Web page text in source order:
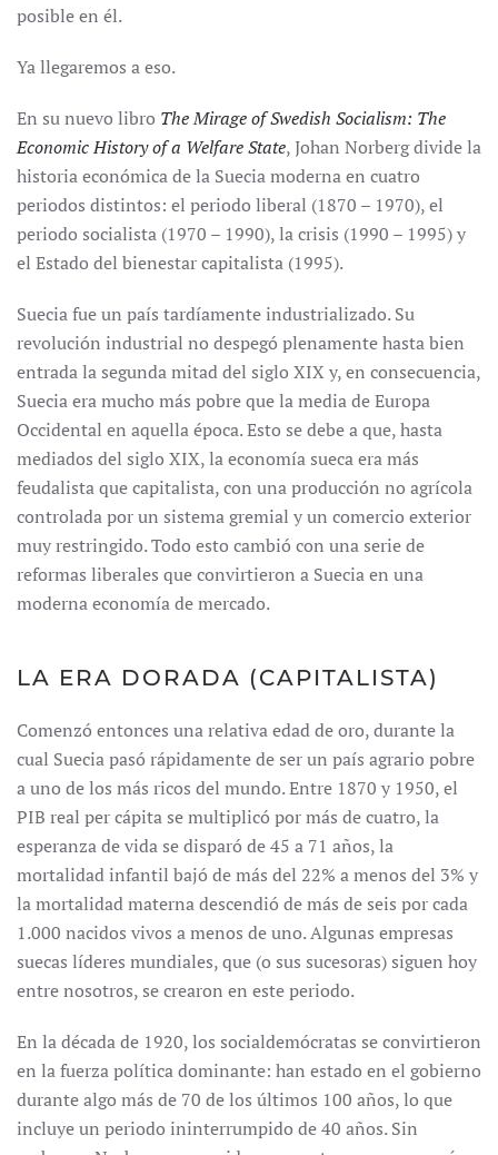
posible en él.
Ya llegaremos a eso.
En su nuevo libro The Mirage of Swedish Socialism: The
Economic History of a Welfare State, Johan Norberg divide la
historia económica de la Suecia moderna en cuatro
periodos distintos: el periodo liberal (1870 – 1970), el
periodo socialista (1970 – 1990), la crisis (1990 – 1995) y
el Estado del bienestar capitalista (1995).
Suecia fue un país tardíamente industrializado. Su
revolución industrial no despegó plenamente hasta bien
entrada la segunda mitad del siglo XIX y, en consecuencia,
Suecia era mucho más pobre que la media de Europa
Occidental en aquella época. Esto se debe a que, hasta
mediados del siglo XIX, la economía sueca era más
feudalista que capitalista, con una producción no agrícola
controlada por un sistema gremial y un comercio exterior
muy restringido. Todo esto cambió con una serie de
reformas liberales que convirtieron a Suecia en una
moderna economía de mercado.
LA ERA DORADA (CAPITALISTA)
Comenzó entonces una relativa edad de oro, durante la
cual Suecia pasó rápidamente de ser un país agrario pobre
a uno de los más ricos del mundo. Entre 1870 y 1950, el
PIB real per cápita se multiplicó por más de cuatro, la
esperanza de vida se disparó de 45 a 71 años, la
mortalidad infantil bajó de más del 22% a menos del 3% y
la mortalidad materna descendió de más de seis por cada
1.000 nacidos vivos a menos de uno. Algunas empresas
suecas líderes mundiales, que (o sus sucesoras) siguen hoy
entre nosotros, se crearon en este periodo.
En la década de 1920, los socialdemócratas se convirtieron
en la fuerza política dominante: han estado en el gobierno
durante algo más de 70 de los últimos 100 años, lo que
incluye un periodo ininterrumpido de 40 años. Sin